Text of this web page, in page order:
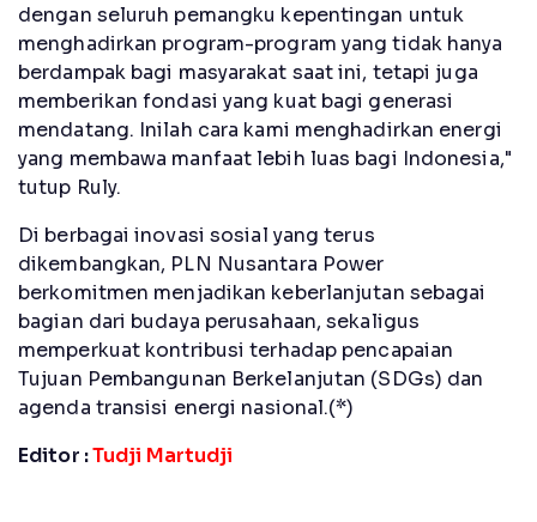
dengan seluruh pemangku kepentingan untuk
menghadirkan program-program yang tidak hanya
berdampak bagi masyarakat saat ini, tetapi juga
memberikan fondasi yang kuat bagi generasi
mendatang. Inilah cara kami menghadirkan energi
yang membawa manfaat lebih luas bagi Indonesia,"
tutup Ruly.
Di berbagai inovasi sosial yang terus
dikembangkan, PLN Nusantara Power
berkomitmen menjadikan keberlanjutan sebagai
bagian dari budaya perusahaan, sekaligus
memperkuat kontribusi terhadap pencapaian
Tujuan Pembangunan Berkelanjutan (SDGs) dan
agenda transisi energi nasional.(*)
Editor :Tudji Martudji